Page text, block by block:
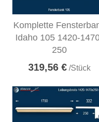
Komplette
Idaho 105 1420-
250
319,56 €/Stück